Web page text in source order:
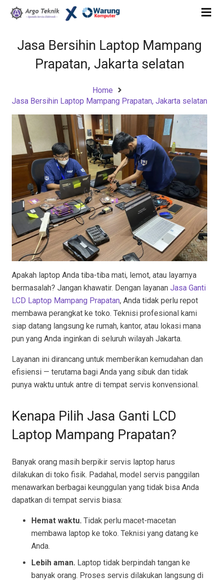
Jasa Bersihin Laptop Mampang
Prapatan, Jakarta selatan
Home
Jasa Bersihin Laptop Mampang Prapatan, Jakarta selatan
Apakah laptop Anda tiba-tiba mati, lemot, atau layarnya
bermasalah? Jangan khawatir. Dengan layanan Jasa Ganti
LCD Laptop Mampang Prapatan, Anda tidak perlu repot
membawa perangkat ke toko. Teknisi profesional kami
siap datang langsung ke rumah, kantor, atau lokasi mana
pun yang Anda inginkan di seluruh wilayah Jakarta.
Layanan ini dirancang untuk memberikan kemudahan dan
efisiensi — terutama bagi Anda yang sibuk dan tidak
punya waktu untuk antre di tempat servis konvensional.
Kenapa Pilih Jasa Ganti LCD
Laptop Mampang Prapatan?
Banyak orang masih berpikir servis laptop harus
dilakukan di toko fisik. Padahal, model servis panggilan
menawarkan berbagai keunggulan yang tidak bisa Anda
dapatkan di tempat servis biasa:
Hemat waktu. Tidak perlu macet-macetan
membawa laptop ke toko. Teknisi yang datang ke
Anda.
Lebih aman. Laptop tidak berpindah tangan ke
banyak orang. Proses servis dilakukan langsung di